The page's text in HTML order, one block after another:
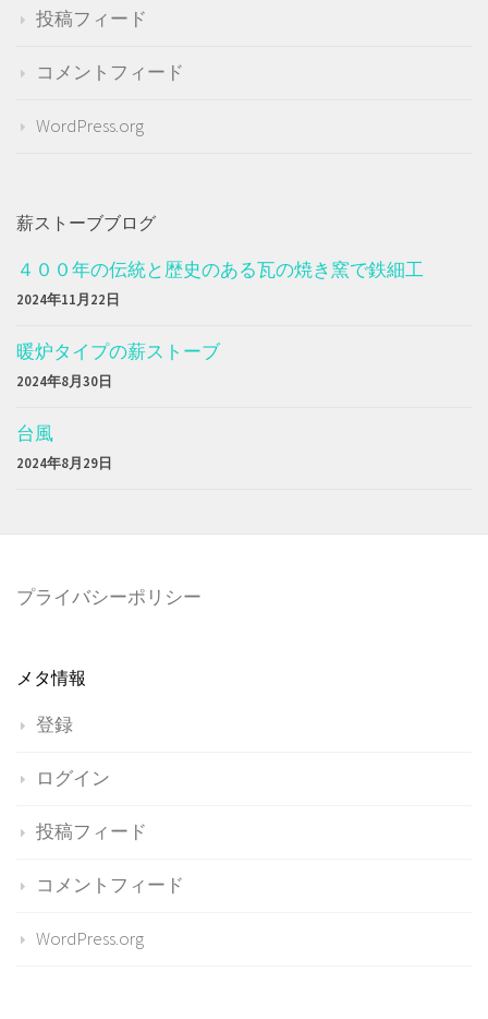
投稿フィード
コメントフィード
WordPress.org
薪ストーブブログ
４００年の伝統と歴史のある瓦の焼き窯で鉄細工
2024年11月22日
暖炉タイプの薪ストーブ
2024年8月30日
台風
2024年8月29日
プライバシーポリシー
メタ情報
登録
ログイン
投稿フィード
コメントフィード
WordPress.org